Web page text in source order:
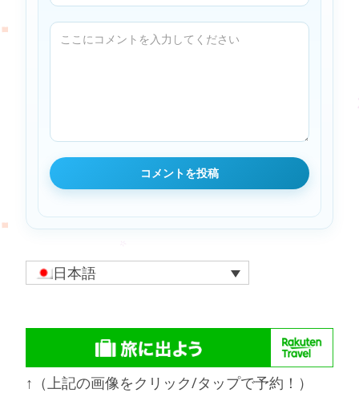
日本語
↑（上記の画像をクリック/タップで予約！）